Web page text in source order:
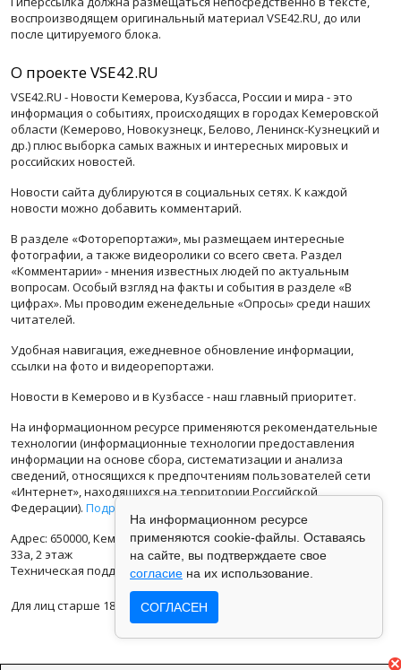
воспроизводящем оригинальный материал VSE42.RU, до или
после цитируемого блока.
О проекте VSE42.RU
VSE42.RU - Новости Кемерова, Кузбасса, России и мира - это
информация о событиях, происходящих в городах Кемеровской
области (Кемерово, Новокузнецк, Белово, Ленинск-Кузнецкий и
др.) плюс выборка самых важных и интересных мировых и
российских новостей.
Новости сайта дублируются в социальных сетях. К каждой
новости можно добавить комментарий.
В разделе «Фоторепортажи», мы размещаем интересные
фотографии, а также видеоролики со всего света. Раздел
«Комментарии» - мнения известных людей по актуальным
вопросам. Особый взгляд на факты и события в разделе «В
цифрах». Мы проводим еженедельные «Опросы» среди наших
читателей.
Удобная навигация, ежедневное обновление информации,
ссылки на фото и видеорепортажи.
Новости в Кемерово и в Кузбассе - наш главный приоритет.
На информационном ресурсе применяются рекомендательные
технологии (информационные технологии предоставления
информации на основе сбора, систематизации и анализа
сведений, относящихся к предпочтениям пользователей сети
«Интернет», находящихся на территории Российской
Федерации). Подробная информация
Адрес: 650000, Кемеровская Область, г.Кемерово, ул.Кузбасская
33а, 2 этаж
Техническая поддержка: support@vse42.ru
Для лиц старше 18 лет.
На информационном ресурсе
применяются cookie-файлы. Оставаясь
на сайте, вы подтверждаете свое
согласие на их использование.
СОГЛАСЕН